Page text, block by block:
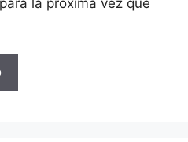
la próxima vez que